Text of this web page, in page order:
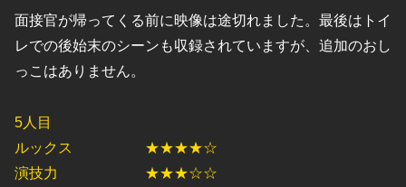
面接官が帰ってくる前に映像は途切れました。最後はトイ
レでの後始末のシーンも収録されていますが、追加のおし
っこはありません。
5人目
ルックス ★★★★☆
演技力 ★★★☆☆